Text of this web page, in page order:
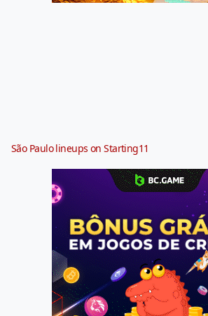
São Paulo lineups on Starting11